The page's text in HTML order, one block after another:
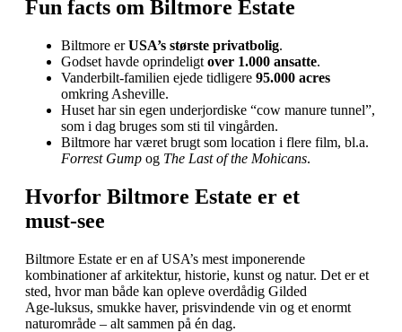
Fun facts om Biltmore Estate
Biltmore erUSA’s største privatbolig.
Godset havde oprindeligt over 1.000 ansatte.
Vanderbilt‑familien ejede tidligere 95.000 acres
omkring Asheville.
Huset har sin egen underjordiske “cow manure tunnel”,
som i dag bruges som sti til vingården.
Biltmore har været brugt som location i flere film, bl.a.
Forrest Gump og The Last of the Mohicans.
Hvorfor Biltmore Estate er et
must‑see
Biltmore Estate er en af USA’s mest imponerende
kombinationer af arkitektur, historie, kunst og natur. Det er et
sted, hvor man både kan opleve overdådig Gilded
Age‑luksus, smukke haver, prisvindende vin og et enormt
naturområde – alt sammen på én dag.